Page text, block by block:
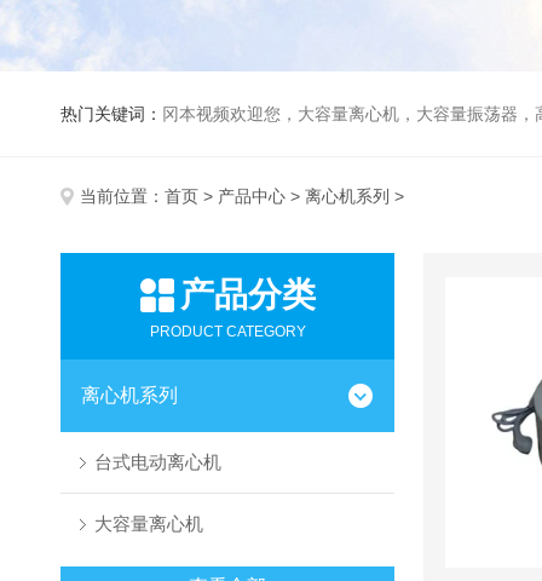
热门关键词： 冈本视频欢迎您，大容量离心机，大容量振荡器，高速冷冻离心机，生化、光照、振荡培养箱，磁力搅拌器
当前位置： 首页 > 产品中心 > 离心机系列 >
产品分类
PRODUCT CATEGORY
离心机系列
台式电动离心机
大容量离心机